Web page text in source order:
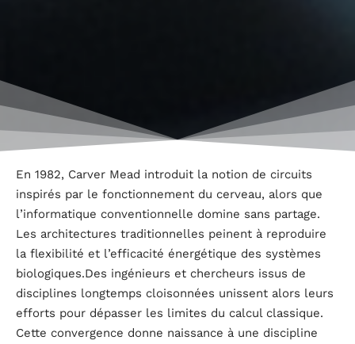
En 1982, Carver Mead introduit la notion de circuits
inspirés par le fonctionnement du cerveau, alors que
l’informatique conventionnelle domine sans partage.
Les architectures traditionnelles peinent à reproduire
la flexibilité et l’efficacité énergétique des systèmes
biologiques.Des ingénieurs et chercheurs issus de
disciplines longtemps cloisonnées unissent alors leurs
efforts pour dépasser les limites du calcul classique.
Cette convergence donne naissance à une discipline